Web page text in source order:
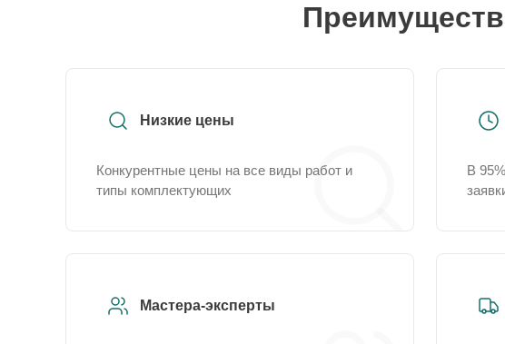
Низкие цены
Конкурентные цены на все виды работ и
типы комплектующих
В
Мастера-эксперты